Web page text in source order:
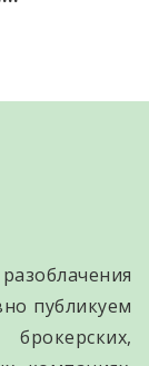
публикуем